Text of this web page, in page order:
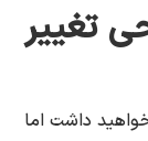
تغییر
داشت اما